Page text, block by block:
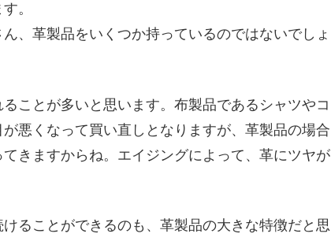
。
、革製品をいくつか持っているのではないでしょ
ことが多いと思います。布製品であるシャツやコ
悪くなって買い直しとなりますが、革製品の場合
きますからね。エイジングによって、革にツヤが
ることができるのも、革製品の大きな特徴だと思